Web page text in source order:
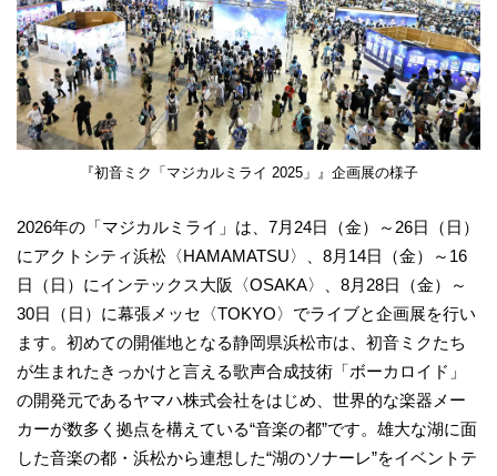
『初音ミク「マジカルミライ 2025」』企画展の様子
2026年の「マジカルミライ」は、7月24日（金）～26日（日）
にアクトシティ浜松〈HAMAMATSU〉、8月14日（金）～16
日（日）にインテックス大阪〈OSAKA〉、8月28日（金）～
30日（日）に幕張メッセ〈TOKYO〉でライブと企画展を行い
ます。初めての開催地となる静岡県浜松市は、初音ミクたち
が生まれたきっかけと言える歌声合成技術「ボーカロイド」
の開発元であるヤマハ株式会社をはじめ、世界的な楽器メー
カーが数多く拠点を構えている“音楽の都”です。雄大な湖に面
した音楽の都・浜松から連想した“湖のソナーレ”をイベントテ